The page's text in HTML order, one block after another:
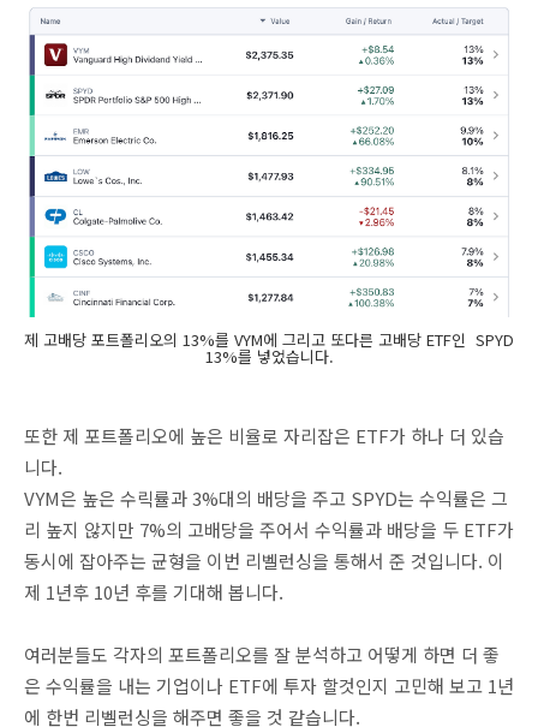
제 고배당 포트폴리오의 13%를 VYM에 그리고 또다른 고배당 ETF인 SPYD
13%를 넣었습니다.
또한 제 포트폴리오에 높은 비율로 자리잡은 ETF가 하나 더 있습
니다.
VYM은 높은 수릭률과 3%대의 배당을 주고 SPYD는 수익률은 그
리 높지 않지만 7%의 고배당을 주어서 수익률과 배당을 두 ETF가
동시에 잡아주는 균형을 이번 리벨런싱을 통해서 준 것입니다. 이
제 1년후 10년 후를 기대해 봅니다.
여러분들도 각자의 포트폴리오를 잘 분석하고 어떻게 하면 더 좋
은 수익률을 내는 기업이나 ETF에 투자 할것인지 고민해 보고 1년
에 한번 리벨런싱을 해주면 좋을 것 같습니다.